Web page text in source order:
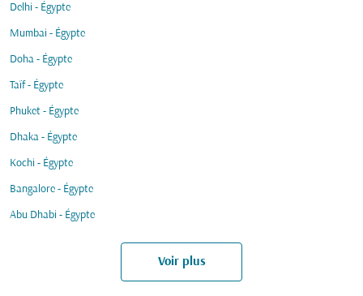
Delhi - Égypte
Mumbai - Égypte
Doha - Égypte
Taïf - Égypte
Phuket - Égypte
Dhaka - Égypte
Kochi - Égypte
Bangalore - Égypte
Abu Dhabi - Égypte
Voir plus